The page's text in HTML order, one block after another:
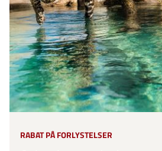
RABAT PÅ FORLYSTELSER